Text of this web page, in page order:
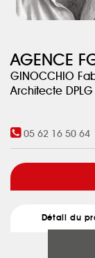
AGENCE
GINOCCHIO
Architecte DPLG
05 62 16 50 64
Détail du